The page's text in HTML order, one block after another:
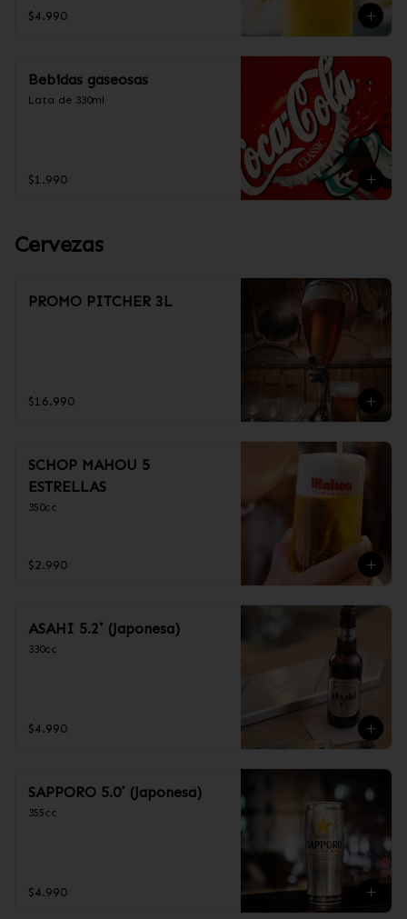
$4.990
Bebidas gaseosas
Lata de 330ml
$1.990
Cervezas
PROMO PITCHER 3L
$16.990
SCHOP MAHOU 5
ESTRELLAS
350cc
$2.990
ASAHI 5.2˚ (Japonesa)
330cc
$4.990
SAPPORO 5.0˚ (Japonesa)
355cc
$4.990